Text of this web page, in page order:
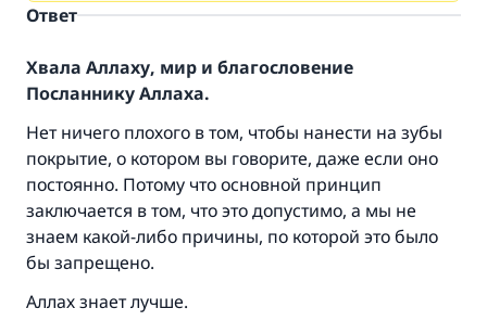
Ответ
Хвала Аллаху, мир и благословение
Посланнику Аллаха.
Нет ничего плохого в том, чтобы нанести на зубы
покрытие, о котором вы говорите, даже если оно
постоянно. Потому что основной принцип
заключается в том, что это допустимо, а мы не
знаем какой-либо причины, по которой это было
бы запрещено.
Аллах знает лучше.
Ответ № 110845 помог сохранить
брак.
Помогите нам предоставить ответы Умме
Посланник Аллаха, мир ему и
благословение, сказал:
же награда как и совершившему его»